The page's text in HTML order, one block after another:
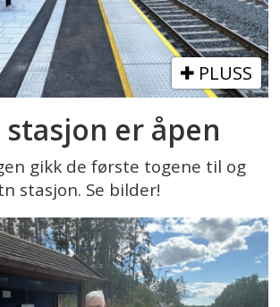
PLUSS
er åpen
gikk de første togene til og
stasjon. Se bilder!